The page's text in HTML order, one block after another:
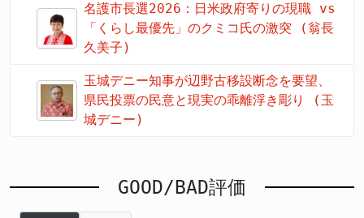
名護市長選2026：日米政府寄りの現職 vs
「くらし最優先」のクミコ氏の激突 (翁長
久美子)
玉城デニー知事が辺野古移設断念を要望、
県民投票の民意と現実の乖離浮き彫り (玉
城デニー)
GOOD/BAD評価